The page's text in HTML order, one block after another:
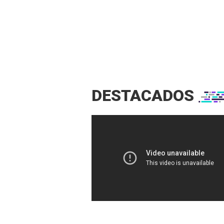
DESTACADOS